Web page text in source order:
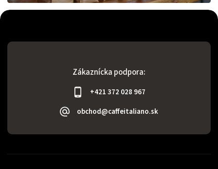
Zákaznícka podpora:
+421 372 028 967
obchod@caffeitaliano.sk